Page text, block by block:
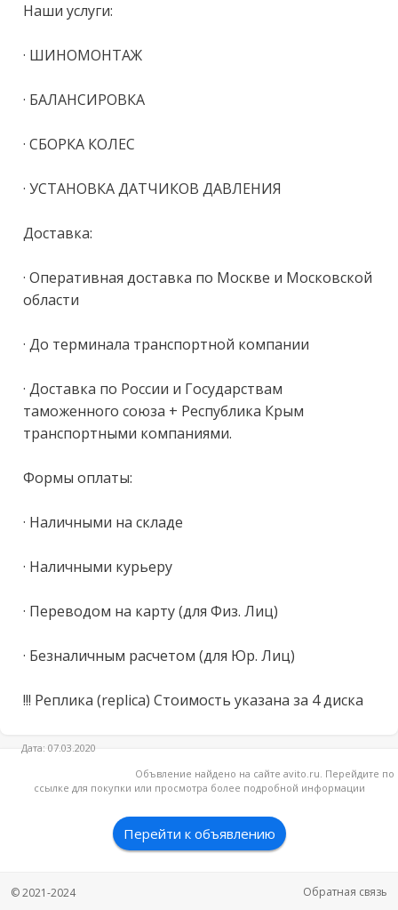
Наши услуги:
· ШИНОМОНТАЖ
· БАЛАНСИРОВКА
· СБОРКА КОЛЕС
· УСТАНОВКА ДАТЧИКОВ ДАВЛЕНИЯ
Доставка:
· Оперативная доставка по Москве и Московской
области
· До терминала транспортной компании
· Доставка по России и Государствам
таможенного союза + Республика Крым
транспортными компаниями.
Формы оплаты:
· Наличными на складе
· Наличными курьеру
· Переводом на карту (для Физ. Лиц)
· Безналичным расчетом (для Юр. Лиц)
!!! Реплика (rерliса) Стоимость указана за 4 диска
Дата: 07.03.2020
Объвление найдено на сайте avito.ru. Перейдите по
ссылке для покупки или просмотра более подробной информации
Перейти к объявлению
© 2021-2024 Обратная связь